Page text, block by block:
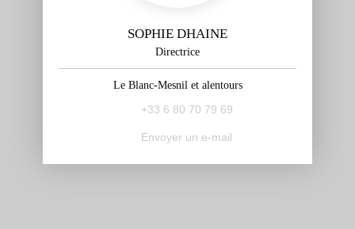
SOPHIE DHAINE
Directrice
Le Blanc-Mesnil et alentours
+33 6 80 70 79 69
Envoyer un e-mail